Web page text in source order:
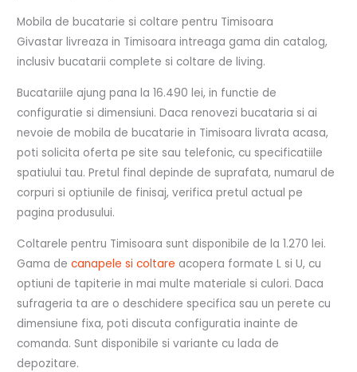
Mobila de bucatarie si coltare pentru Timisoara
Givastar livreaza in Timisoara intreaga gama din catalog,
inclusiv bucatarii complete si coltare de living.
Bucatariile ajung pana la 16.490 lei, in functie de
configuratie si dimensiuni. Daca renovezi bucataria si ai
nevoie de mobila de bucatarie in Timisoara livrata acasa,
poti solicita oferta pe site sau telefonic, cu specificatiile
spatiului tau. Pretul final depinde de suprafata, numarul de
corpuri si optiunile de finisaj, verifica pretul actual pe
pagina produsului.
Coltarele pentru Timisoara sunt disponibile de la 1.270 lei.
Gama decanapele si coltare acopera formate L si U, cu
optiuni de tapiterie in mai multe materiale si culori. Daca
sufrageria ta are o deschidere specifica sau un perete cu
dimensiune fixa, poti discuta configuratia inainte de
comanda. Sunt disponibile si variante cu lada de
depozitare.